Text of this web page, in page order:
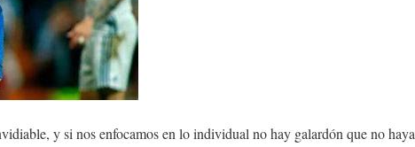
y si nos enfocamos en lo individual no hay galardón que no haya